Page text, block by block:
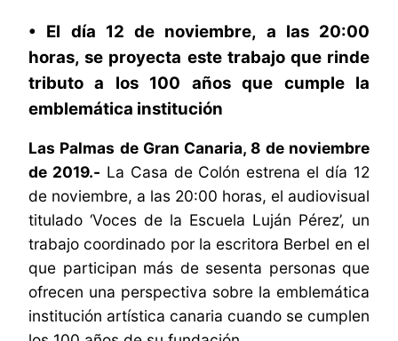
• El día 12 de noviembre, a las 20:00
horas, se proyecta este trabajo que rinde
tributo a los 100 años que cumple la
emblemática institución
Las Palmas de Gran Canaria, 8 de noviembre
de 2019.- La Casa de Colón estrena el día 12
de noviembre, a las 20:00 horas, el audiovisual
titulado ‘Voces de la Escuela Luján Pérez’, un
trabajo coordinado por la escritora Berbel en el
que participan más de sesenta personas que
ofrecen una perspectiva sobre la emblemática
institución artística canaria cuando se cumplen